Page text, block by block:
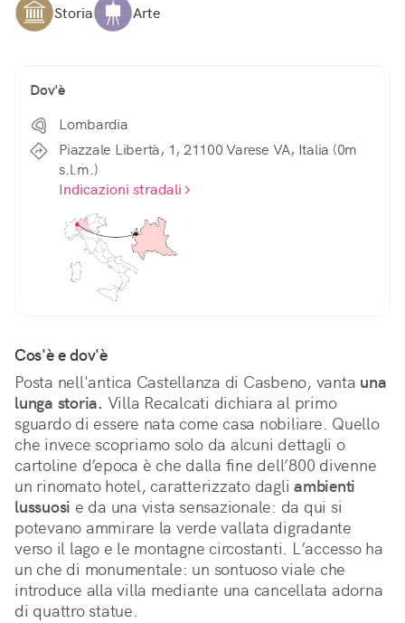
Storia Arte
Dov'è
Lombardia
Piazzale Libertà, 1, 21100 Varese VA, Italia (0m
s.l.m.)
Indicazioni stradali
Cos'è e dov'è
Posta nell'antica Castellanza di Casbeno, vanta una
lunga storia. Villa Recalcati dichiara al primo
sguardo di essere nata come casa nobiliare. Quello
che invece scopriamo solo da alcuni dettagli o
cartoline d’epoca è che dalla fine dell’800 divenne
un rinomato hotel, caratterizzato dagli ambienti
lussuosi e da una vista sensazionale: da qui si
potevano ammirare la verde vallata digradante
verso il lago e le montagne circostanti. L’accesso ha
un che di monumentale: un sontuoso viale che
introduce alla villa mediante una cancellata adorna
di quattro statue.